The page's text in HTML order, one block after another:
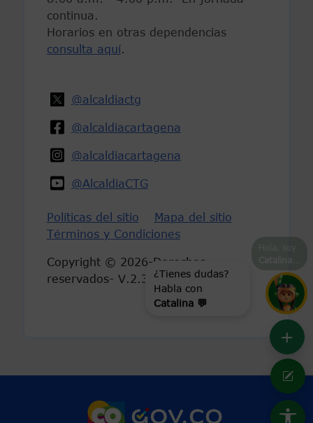
+
¿Tienes dudas?
Habla con
Catalina 💬
continua.
Horarios en otras dependencias
consulta aquí.
@alcaldiactg
@alcaldiacartagena
@alcaldiacartagena
@AlcaldiaCTG
Políticas del sitio
Mapa del sitio
Términos y Condiciones
Copyright © 2026-Derechos
reservados- V.2.3
Marca Colombia
Logo Gobierno